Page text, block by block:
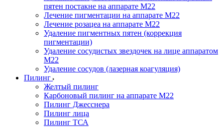
пятен постакне на аппарате М22
Лечение пигментации на аппарате М22
Лечение розацеа на аппарате M22
Удаление пигментных пятен (коррекция
пигментации)
Удаление сосудистых звездочек на лице аппаратом
М22
Удаление сосудов (лазерная коагуляция)
Пилинг
Желтый пилинг
Карбоновый пилинг на аппарате M22
Пилинг Джесснера
Пилинг лица
Пилинг ТСА